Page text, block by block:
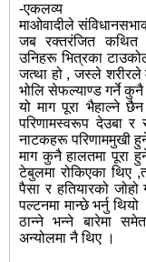
-एकलव्य
माओवादीले
जब रक्तरंजित कथित
उनिहरू भित्रका
जत्था हो , जस्ले शरीरले
भोलि सेफल्याण्ड गर्ने कुनै
यो माग पूरा भैहाल्ने
परिणामस्वरूप देउबा र
नाटकहरू परिणाममुखी
माग कुनै हालतमा पूरा
टेबुलमा रोकिएका थिए
पैसा र हतियारको
पल्टनमा मान्छे भर्नु
ठान्ने भन्ने बारेमा
अन्योलमा नै थिए ।